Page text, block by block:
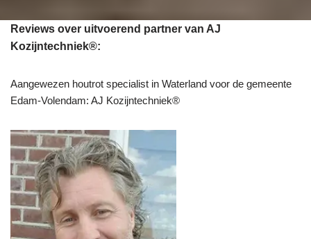
Reviews over uitvoerend partner van AJ
Kozijntechniek®:
Aangewezen houtrot specialist in Waterland voor de gemeente
Edam-Volendam: AJ Kozijntechniek®